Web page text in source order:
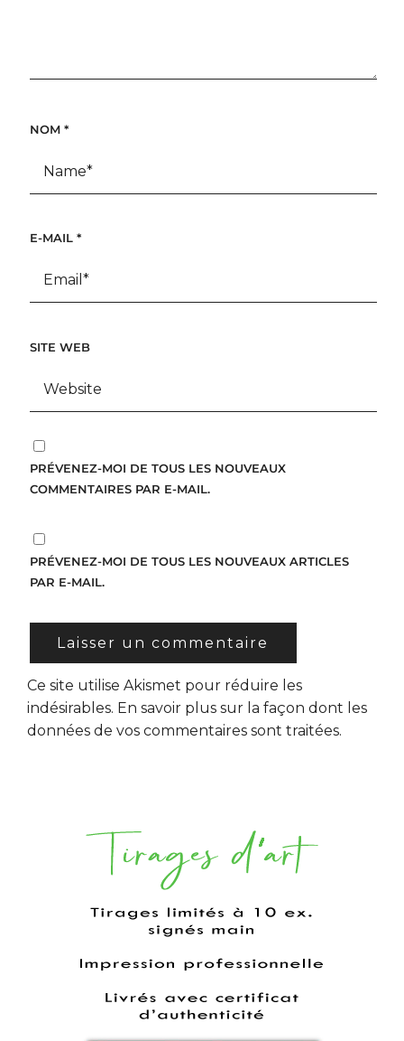
NOM *
E-MAIL *
SITE WEB
PRÉVENEZ-MOI DE TOUS LES NOUVEAUX
COMMENTAIRES PAR E-MAIL.
PRÉVENEZ-MOI DE TOUS LES NOUVEAUX ARTICLES
PAR E-MAIL.
Ce site utilise Akismet pour réduire les
indésirables. En savoir plus sur la façon dont les
données de vos commentaires sont traitées.